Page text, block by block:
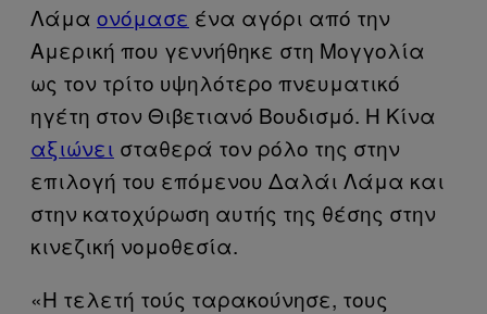
Λάμα ονόμασε ένα αγόρι από την
Αμερική που γεννήθηκε στη Μογγολία
ως τον τρίτο υψηλότερο πνευματικό
ηγέτη στον Θιβετιανό Βουδισμό. Η Κίνα
αξιώνει σταθερά τον ρόλο της στην
επιλογή του επόμενου Δαλάι Λάμα και
στην κατοχύρωση αυτής της θέσης στην
κινεζική νομοθεσία.
«Η τελετή τούς ταρακούνησε, τους